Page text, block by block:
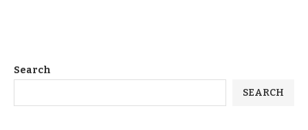
Search
SEARCH